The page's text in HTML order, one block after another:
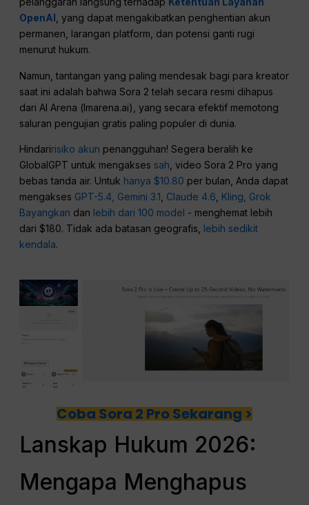
OpenAI , yang dapat mengakibatkan penghentian akun
permanen, larangan platform, dan potensi ganti rugi
menurut hukum.
Namun, tantangan yang paling mendesak bagi para kreator
saat ini adalah bahwa Sora 2 telah secara resmi dihapus
dari AI Arena (lmarena.ai), yang secara efektif memotong
saluran pengujian gratis paling populer di dunia.
Hindaririsiko akun penangguhan! Segera beralih ke
GlobalGPT untuk mengakses sah , video Sora 2 Pro yang
bebas tanda air. Untuk hanya $10.80 per bulan, Anda dapat
mengakses GPT-5.4, Gemini 3.1 Claude 4.6 Kling, Grok
Bayangkan dan lebih dari 100 model - menghemat lebih
dari $180. Tidak ada batasan geografis, lebih sedikit
kendala.
Coba Sora 2 Pro Sekarang >
Lanskap Hukum 2026:
Mengapa Menghapus